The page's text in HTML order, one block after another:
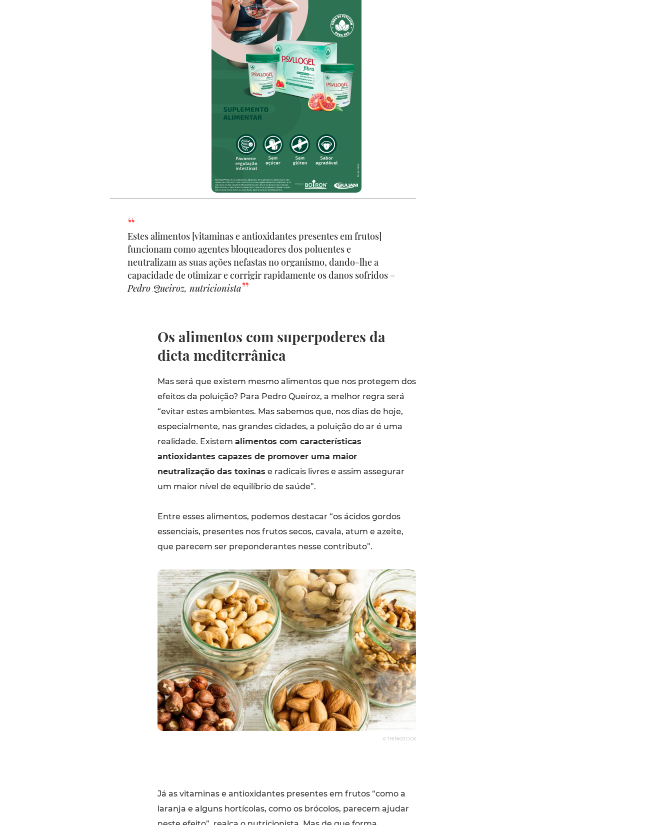
Estes alimentos [vitaminas e antioxidantes presentes em frutos]
funcionam como agentes bloqueadores dos poluentes e
neutralizam as suas ações nefastas no organismo, dando-lhe a
capacidade de otimizar e corrigir rapidamente os danos sofridos –
Pedro Queiroz, nutricionista
Os alimentos com superpoderes da
dieta mediterrânica
Mas será que existem mesmo alimentos que nos protegem dos
efeitos da poluição? Para Pedro Queiroz, a melhor regra será
“evitar estes ambientes. Mas sabemos que, nos dias de hoje,
especialmente, nas grandes cidades, a poluição do ar é uma
realidade. Existem alimentos com características
antioxidantes capazes de promover uma maior
neutralização das toxinas e radicais livres e assim assegurar
um maior nível de equilíbrio de saúde”.
Entre esses alimentos, podemos destacar “os ácidos gordos
essenciais, presentes nos frutos secos, cavala, atum e azeite,
que parecem ser preponderantes nesse contributo”.
© THINKSTOCK
Já as vitaminas e antioxidantes presentes em frutos “como a
laranja e alguns hortícolas, como os brócolos, parecem ajudar